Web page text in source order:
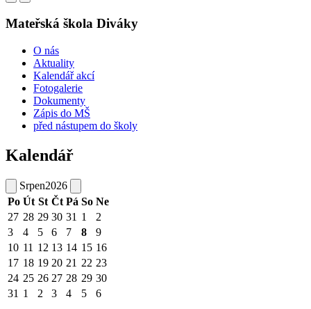
Mateřská škola Diváky
O nás
Aktuality
Kalendář akcí
Fotogalerie
Dokumenty
Zápis do MŠ
před nástupem do školy
Kalendář
Srpen2026
Po Út St Čt Pá So Ne
27 28 29 30 31 1
2
3
4 5 6 7 8
9
10 11 12 13 14 15 16
17 18 19 20 21 22 23
24 25 26 27 28 29 30
31 1 2 3 4 5 6